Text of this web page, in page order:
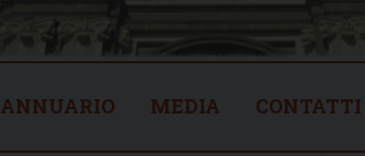
ANNUARIO MEDIA CONTATTI